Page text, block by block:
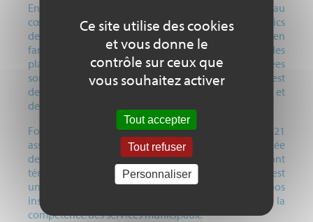
En effet, notre parc du Mont Soleil de 17 hectares au
cœur de ville permet à l’ensemble des différents publics
de pratiquer des activités de bien être, de santé et en
famille. Des parcours permanents d’orientation, des
plateformes de fitness, des parcours de randonnées
sont accessibles à tous. La volonté de la commune est
de faciliter l’accès aux personnes à mobilité réduite et
de contribuer à leur épanouissement.
Fort de ses 2700 licenciés sportifs et de ses 21
associations locales, Outreau accueille chaque année
de grands événements sportifs. La confiance dont
témoignent les fédérations auprès de la commune est
une preuve de reconnaissance de la qualité de nos
installations, du savoir-faire des clubs Outrelois et de la
compétence des services municipaux.
Ce site utilise des cookies
et vous donne le
contrôle sur ceux que
vous souhaitez activer
Tout accepter
Tout refuser
Personnaliser